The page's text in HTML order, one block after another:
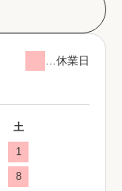
…休業日
土
1
8